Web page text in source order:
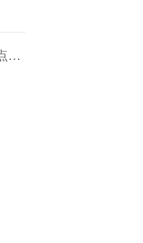
怎样才能够成就优秀的品牌设计？这几点很重要！